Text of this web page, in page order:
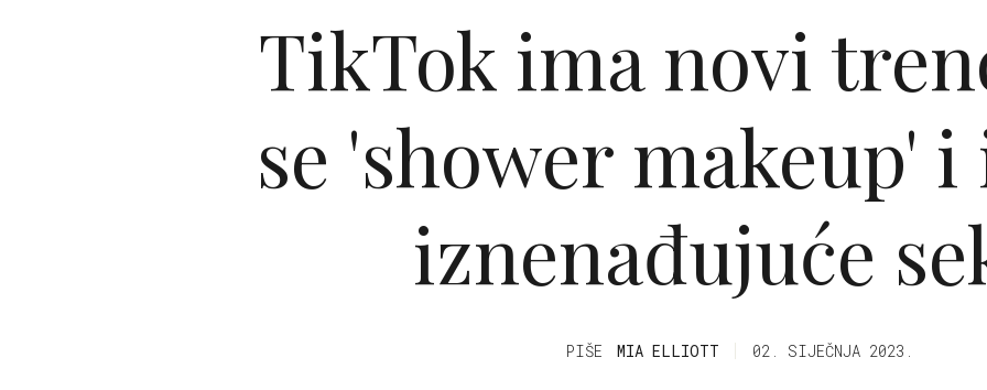
TikTok ima novi
se 'shower makeup'
iznenađujuće
PIŠE MIA ELLIOTT 02. SIJEČNJA 2023.